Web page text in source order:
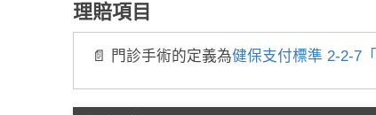
理賠項目
📄 門診手術的定義為健保支付標準 2-2-7「